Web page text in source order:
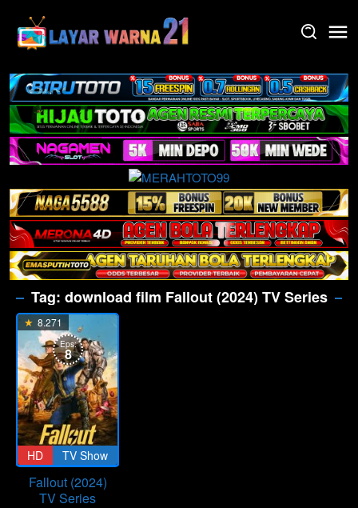
content
Tag: download film Fallout (2024) TV Series
8.271
HD
Eps:
8
TV Show
Fallout (2024)
TV Series